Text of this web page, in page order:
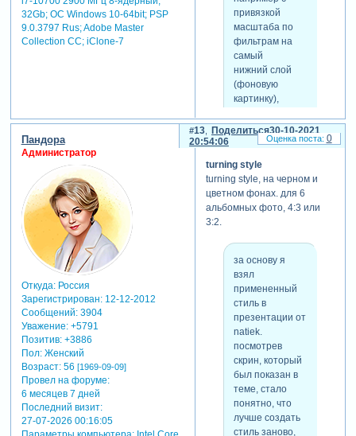
работают
только с этим
заполнением.
в стиле 4 фотки
остаются за
кадром с левой
стороны и их
падения просто
не видно,
только края
появляются к
концу стиля. но,
как я уже
написал выше,
картинке другие
движения,
пробуйте.
только
пробовать
нужно с 16
фотографиями
с
соотношением
сторон 16х9,
иначе картинки
будут
32Gb; ОС Windows 10-64bit; PSP
9.0.3797 Rus; Adobe Master
Collection СС; iClone-7
привязкой
масштаба по
фильтрам на
самый
нижний слой
(фоновую
картинку),
сохранить
слайд в виде
того,
как сохранялся
стиль,
нарушалась
по
модификаторам.
выход нашелся,
привязка
делается к
первому слою
(solid), а фон
дублируется от
него-же и
помещается в
самый низ.
подобные сбои,
при сохранении
стилей, с
Поделиться
13
30-10-2021
20:54:06
Пандора
Администратор
Откуда:Россия
Зарегистрирован: 12-12-2012
Сообщений:3904
Уважение: +5791
Позитив: +3886
Пол:Женский
Возраст:56 [1969-09-09]
Провел на форуме:
6 месяцев 7 дней
Последний визит:
27-07-2026 00:16:05
turning style
turning style, на черном и
цветном фонах. для 6
альбомных фото, 4:3 или
3:2.
за основу я
взял
примененный
стиль в
презентации от
natiek.
посмотрев
скрин, который
был показан в
теме, стало
понятно, что
лучше создать
стиль заново,
0